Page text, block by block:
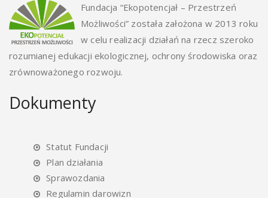
Fundacja “Ekopotencjał – Przestrzeń
Możliwości” została założona w 2013 roku
w celu realizacji działań na rzecz szeroko
rozumianej edukacji ekologicznej, ochrony środowiska oraz
zrównoważonego rozwoju.
Dokumenty
Statut Fundacji
Plan działania
Sprawozdania
Regulamin darowizn